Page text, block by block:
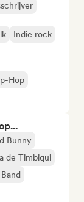
Indie rock
Hop
Bunny
de Timbiqui